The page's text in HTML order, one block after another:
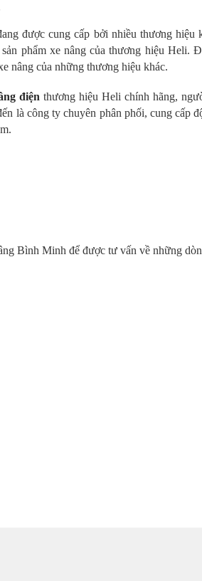
được cung cấp bởi nhiều thương hiệu
phẩm xe nâng của thương hiệu Heli.
nâng của những thương hiệu khác.
điện thương hiệu Heli chính hãng,
là công ty chuyên phân phối, cung cấp
Bình Minh để được tư vấn về những